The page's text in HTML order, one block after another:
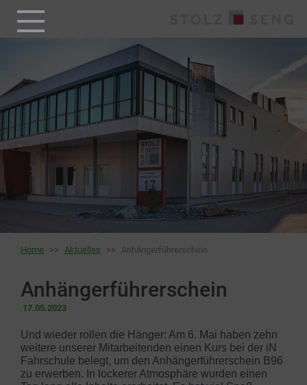
Home Aktuelles Anhängerführerschein
Anhängerführerschein
17.05.2023
Und wieder rollen die Hänger: Am 6. Mai haben zehn
weitere unserer Mitarbeitenden einen Kurs bei der iN
Fahrschule belegt, um den Anhängerführerschein B96
zu erwerben. In lockerer Atmosphäre wurden einen